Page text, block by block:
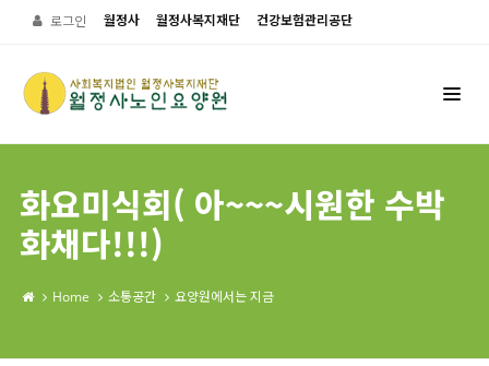
로그인 월정사 월정사복지재단 건강보험관리공단
화요미식회( 아~~~시원한 수박
화채다!!!)
Home 소통공간 요양원에서는 지금